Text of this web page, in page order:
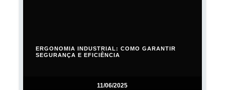
11/06/2025
ERGONOMIA INDUSTRIAL: COMO GARANTIR
SEGURANÇA E EFICIÊNCIA